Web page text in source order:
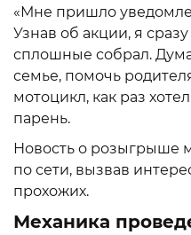
«Мне пришло
Узнав об акции, я
сплошные собрал.
семье, помочь
мотоцикл, как раз
парень.
Новость о розыгрыше
по сети, вызвав
прохожих.
Механика